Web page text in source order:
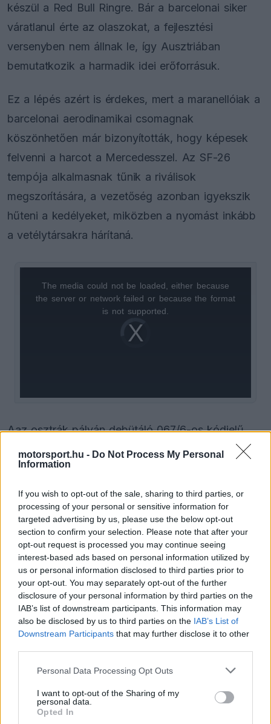
motorsport.hu - Do Not Process My Personal
Information
If you wish to opt-out of the sale, sharing to third parties, or
processing of your personal or sensitive information for
targeted advertising by us, please use the below opt-out
section to confirm your selection. Please note that after your
opt-out request is processed you may continue seeing
interest-based ads based on personal information utilized by
us or personal information disclosed to third parties prior to
your opt-out. You may separately opt-out of the further
disclosure of your personal information by third parties on the
IAB’s list of downstream participants. This information may
also be disclosed by us to third parties on the IAB’s List of
Downstream Participants that may further disclose it to other
Please note that this website/app uses one or more Google
not limited to your visit or usage behaviour. You may click to
grant or deny consent to Google and its third-party tags to
use your data for below specified purposes in below Google
Personal Data Processing Opt Outs
I want to opt-out of the Sharing of my
personal data.
Opted In
készül a Red Bull Ringre. Bár a barcelonai siker
váratlanul érte az olaszokat, a fejlesztési
versenyben nem állnak le, így Ausztriában
bemutatkozik a harmadik idei erőforrásuk.
Ez a lépés azért is érdekes, mert a maranellóiak a
barcelonai aerodinamikai csomagnak
köszönhetően már bizonyították, hogy képesek
felvenni a harcot a Mercedesszel. Az SF-26
tempója alkalmasnak tűnik a riválisok
megszorítására, a vezetőség azonban igyekszik
hűteni a kedélyeket, miközben a nyomást inkább
a vetélytársakra hárítaná.
Video
Player
loading.
The media could not be loaded, either because
the server or network failed or because the format
is not supported.
Aaz osztrák pályán debütáló 067/6-os kódjelű
motor már kihasználja az FIA által biztosított
ADUO lehetőségeket. Ez a különleges
szabályozás plusz fejlesztési lehetőségeket
biztosít azon gyártóknak, amelyek erőforrása több
mint négy százalékkal elmarad a Red Bull
Powertrains Ford szintjétől.
EZEKET IS AJÁNLJUK
FORMA-1
Rendkívül okos döntést hozott az
Aston Martin az F1-ben